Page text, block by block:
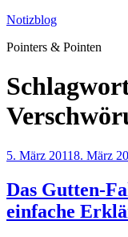
Zum
springen
Notizblog
Pointers & Pointen
Veröffentlicht
5. März 20118. März
Das Gutten-
einfache